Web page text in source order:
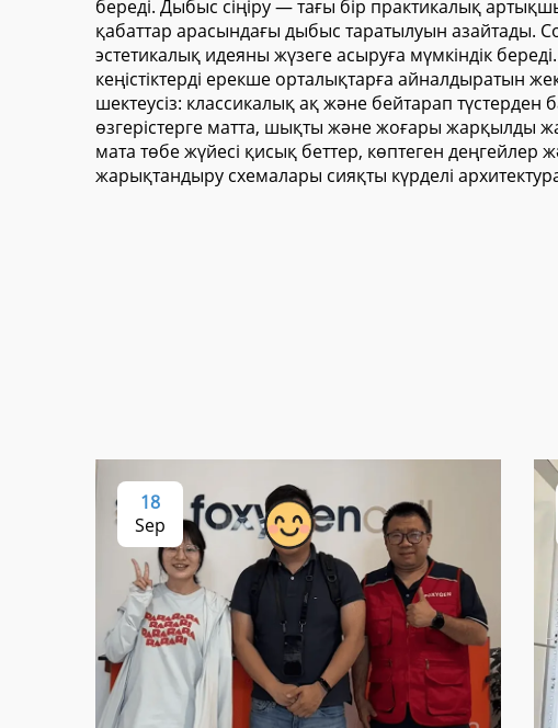
береді. Дыбыс сіңіру — тағы бір практикалық
қабаттар арасындағы дыбыс таратылуын азайтады.
эстетикалық идеяны жүзеге асыруға мүмкіндік
кеңістіктерді ерекше орталықтарға айналдыратын
шектеусіз: классикалық ақ және бейтарап түстерден
өзгерістерге матта, шықты және жоғары жарқылды
мата төбе жүйесі қисық беттер, көптеген
жарықтандыру схемалары сияқты күрделі
18
Sep